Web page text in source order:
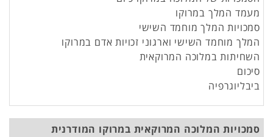
מעמד המלך במרוקו
סמכויות המלך מוחמד השישי
המלך מוחמד השישי וארגוני זכויות אדם במרוקו
השחיתות במלוכה המרוקאית
סיכום
ביבליוגרפיה
סמכויות המלוכה המרוקאית במרוקו המודרנית